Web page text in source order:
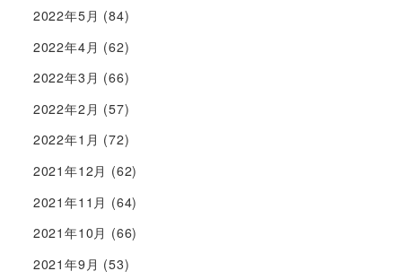
2022年5月 (84)
2022年4月 (62)
2022年3月 (66)
2022年2月 (57)
2022年1月 (72)
2021年12月 (62)
2021年11月 (64)
2021年10月 (66)
2021年9月 (53)